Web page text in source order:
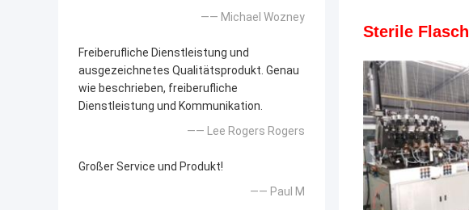
—— Michael Wozney
Freiberufliche Dienstleistung und
ausgezeichnetes Qualitätsprodukt. Genau
wie beschrieben, freiberufliche
Dienstleistung und Kommunikation.
—— Lee Rogers Rogers
Großer Service und Produkt!
—— Paul M
Sterile